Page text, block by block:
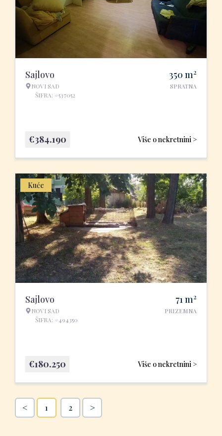
Sajlovo
NOVI SAD
ŠIFRA: #537052
350 m2
SPRATNA
Više o nekretnini >
€384.190
Kuće
Sajlovo
NOVI SAD
ŠIFRA: #494350
71m2
PRIZEMNA
Više o nekretnini >
€180.250
< 1 2 >